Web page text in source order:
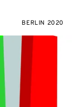
BERLIN 2020